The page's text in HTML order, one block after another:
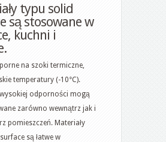
typu solid
są stosowane w
kuchni i
na szoki termiczne,
temperatury (-10°C).
odporności mogą
zarówno wewnątrz jak i
pomieszczeń. Materiały
są łatwe w